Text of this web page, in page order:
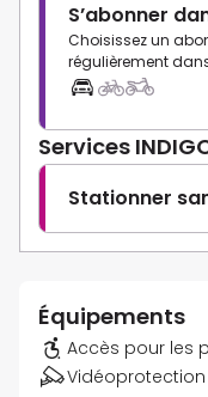
S’abonner
Choisissez un
régulièrement
Services
Stationner
Équipements
Accès pour les
Vidéoprotection